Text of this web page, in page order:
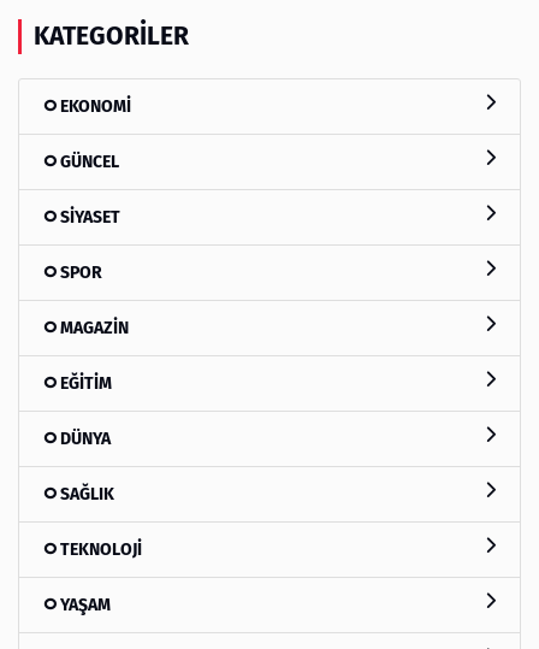
KATEGORILER
EKONOMİ
GÜNCEL
SİYASET
SPOR
MAGAZİN
EĞİTİM
DÜNYA
SAĞLIK
TEKNOLOJİ
YAŞAM